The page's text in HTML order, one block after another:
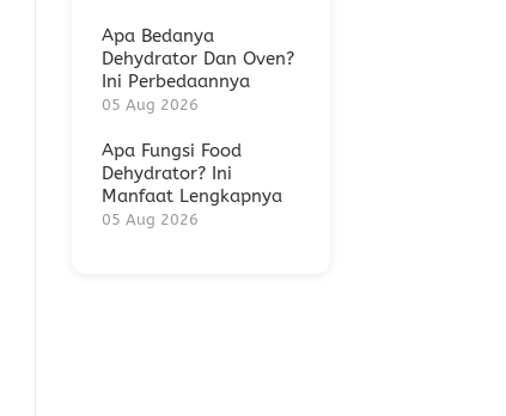
Apa Bedanya
Dehydrator Dan Oven?
Ini Perbedaannya
05 Aug 2026
Apa Fungsi Food
Dehydrator? Ini
Manfaat Lengkapnya
05 Aug 2026